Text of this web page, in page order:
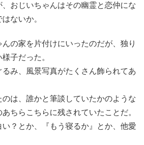
おじいちゃんはその幽霊と恋仲にな
ないか。
の家を片付けにいったのだが、独り
子だった。
み、風景写真がたくさん飾られてあ
は、誰かと筆談していたかのような
ちらこちらに残されていたことだ。
？とか、『もう寝るか』とか、他愛